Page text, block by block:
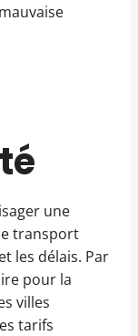
une
transport
les délais. Par
pour la
villes
tarifs